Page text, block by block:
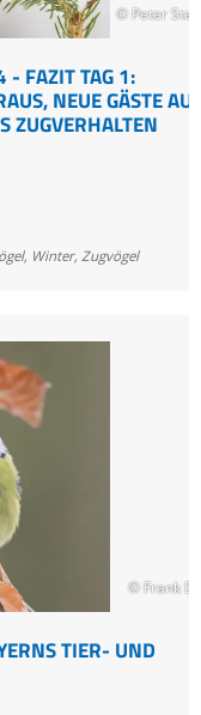
© Peter
- FAZIT TAG 1:
NEUE GÄSTE
ZUGVERHALTEN
, Winter, Zugvögel
© Frank
TIER- UND